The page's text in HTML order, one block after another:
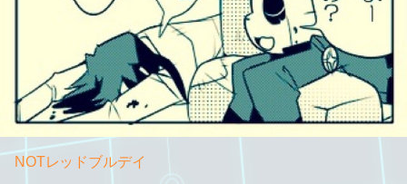
NOTレッドブルデイ